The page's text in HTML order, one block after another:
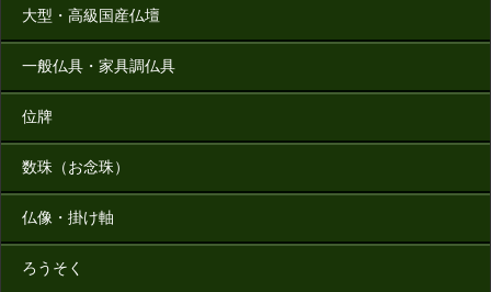
大型・高級国産仏壇
一般仏具・家具調仏具
位牌
数珠（お念珠）
仏像・掛け軸
ろうそく